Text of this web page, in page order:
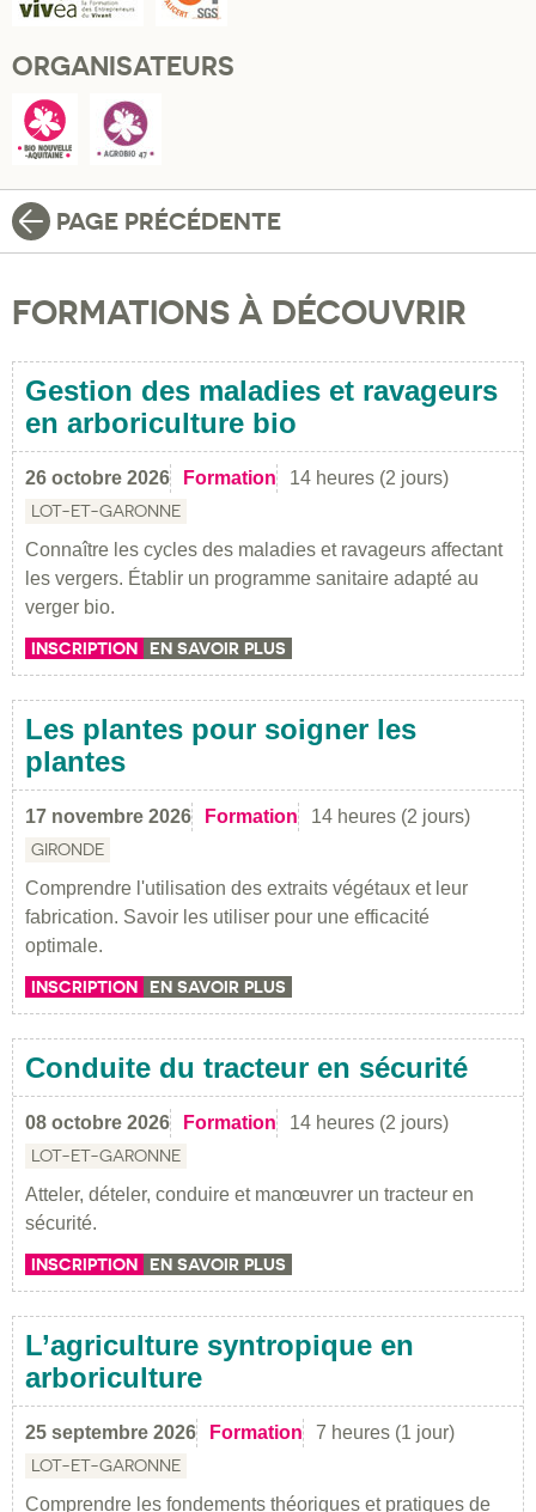
ORGANISATEURS
PAGE PRÉCÉDENTE
FORMATIONS À DÉCOUVRIR
Gestion des maladies et ravageurs
en arboriculture bio
26 octobre 2026 Formation 14 heures (2 jours)
LOT-ET-GARONNE
Connaître les cycles des maladies et ravageurs affectant
les vergers. Établir un programme sanitaire adapté au
verger bio.
INSCRIPTION EN SAVOIR PLUS
Les plantes pour soigner les
plantes
17 novembre 2026 Formation 14 heures (2 jours)
GIRONDE
Comprendre l'utilisation des extraits végétaux et leur
fabrication. Savoir les utiliser pour une efficacité
optimale.
INSCRIPTION EN SAVOIR PLUS
Conduite du tracteur en sécurité
08 octobre 2026 Formation 14 heures (2 jours)
LOT-ET-GARONNE
Atteler, dételer, conduire et manœuvrer un tracteur en
sécurité.
INSCRIPTION EN SAVOIR PLUS
L’agriculture syntropique en
arboriculture
25 septembre 2026 Formation 7 heures (1 jour)
LOT-ET-GARONNE
Comprendre les fondements théoriques et pratiques de